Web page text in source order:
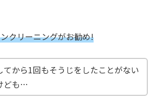
クリーニングがお勧め!
てから1回もそうじをしたことがない
ども…